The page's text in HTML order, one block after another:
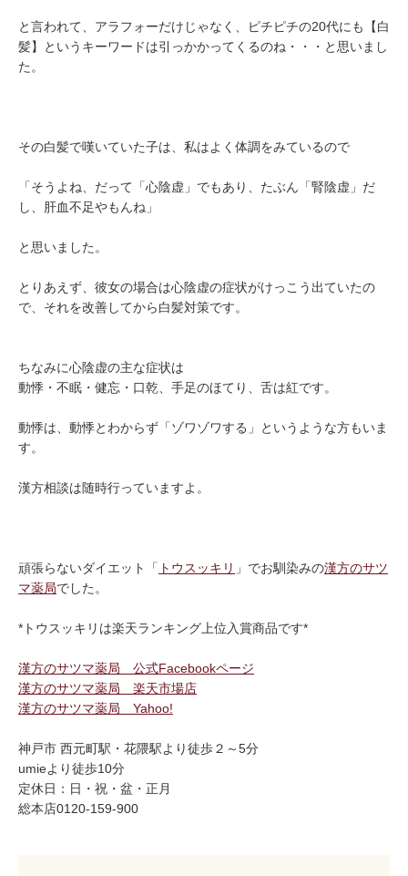
と言われて、アラフォーだけじゃなく、ピチピチの20代にも【白
髪】というキーワードは引っかかってくるのね・・・と思いまし
た。
その白髪で嘆いていた子は、私はよく体調をみているので
「そうよね、だって「心陰虚」でもあり、たぶん「腎陰虚」だ
し、肝血不足やもんね」
と思いました。
とりあえず、彼女の場合は心陰虚の症状がけっこう出ていたの
で、それを改善してから白髪対策です。
ちなみに心陰虚の主な症状は
動悸・不眠・健忘・口乾、手足のほてり、舌は紅です。
動悸は、動悸とわからず「ゾワゾワする」というような方もいま
す。
漢方相談は随時行っていますよ。
頑張らないダイエット「 トウスッキリ 」でお馴染みの漢方のサツ
マ薬局でした。
*トウスッキリは楽天ランキング上位入賞商品です*
漢方のサツマ薬局 公式Facebookページ
漢方のサツマ薬局 楽天市場店
漢方のサツマ薬局 Yahoo!
神戸市 西元町駅・花隈駅より徒歩２～5分
umieより徒歩10分
定休日：日・祝・盆・正月
総本店0120-159-900